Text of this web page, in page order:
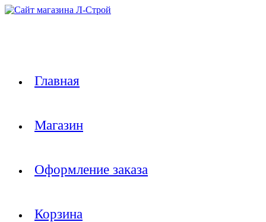
Перейти
Главная
Магазин
Оформление заказа
Корзина